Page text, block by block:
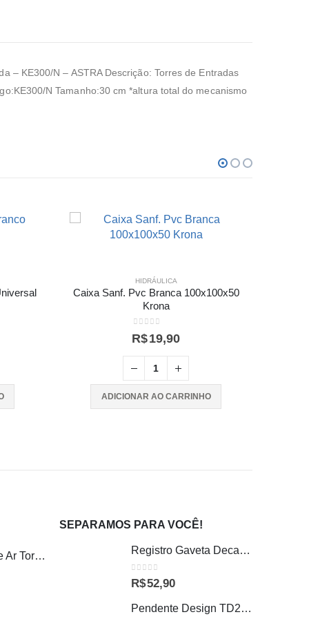
– KE300/N – ASTRA Descrição: Torres de Entradas
N Tamanho:30 cm *altura total do mecanismo
HIDRÁULICA
Caixa Sanf. Pvc Branca 100x100x50
Krona
0out of 5
R$19,90
ADICIONAR AO CARRINHO
Climatizador De Ar Torre Air Fresh 4 em 1 127V Wap
SEPARAMOS PARA VOCÊ!
Registro Gaveta Deca Base 3/4
0out of 5
R$52,90
Pendente Design TD292/1 1 Lâmpada Taschibra